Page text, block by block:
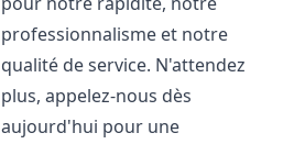
professionnalisme et notre
qualité de service. N'attendez
plus, appelez-nous dès
aujourd'hui pour une